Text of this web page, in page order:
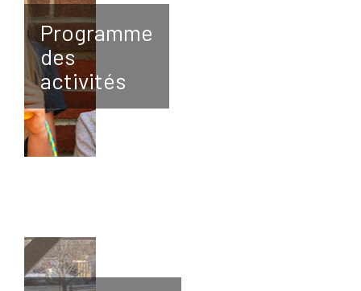
Programme
des
activités